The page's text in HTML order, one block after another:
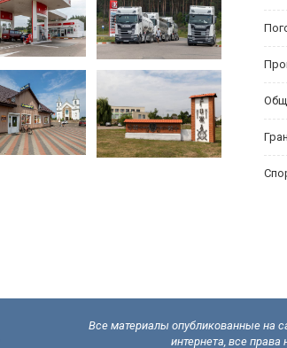
Все материалы опубликованные на
интернета, все